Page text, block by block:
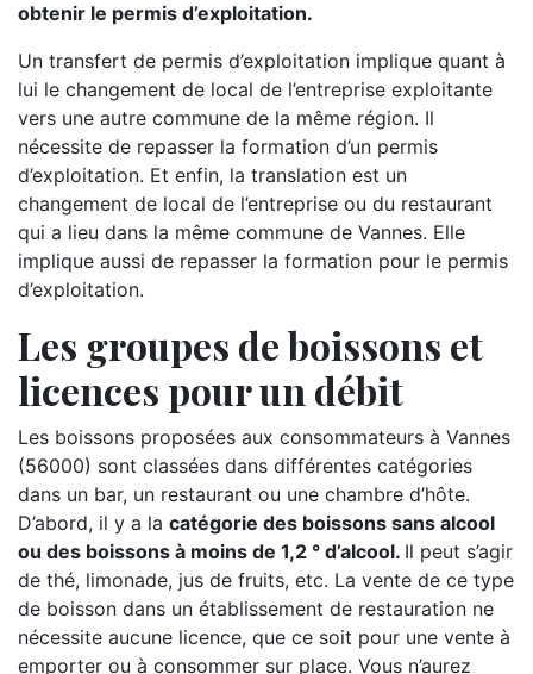
obtenir le permis d’exploitation.
Un transfert de permis d’exploitation implique quant à
lui le changement de local de l’entreprise exploitante
vers une autre commune de la même région. Il
nécessite de repasser la formation d’un permis
d’exploitation. Et enfin, la translation est un
changement de local de l’entreprise ou du restaurant
qui a lieu dans la même commune de Vannes. Elle
implique aussi de repasser la formation pour le permis
d’exploitation.
Les groupes de boissons et
licences pour un débit
Les boissons proposées aux consommateurs à Vannes
(56000) sont classées dans différentes catégories
dans un bar, un restaurant ou une chambre d’hôte.
D’abord, il y a la catégorie des boissons sans alcool
ou des boissons à moins de 1,2 ° d’alcool. Il peut s’agir
de thé, limonade, jus de fruits, etc. La vente de ce type
de boisson dans un établissement de restauration ne
nécessite aucune licence, que ce soit pour une vente à
emporter ou à consommer sur place. Vous n’aurez